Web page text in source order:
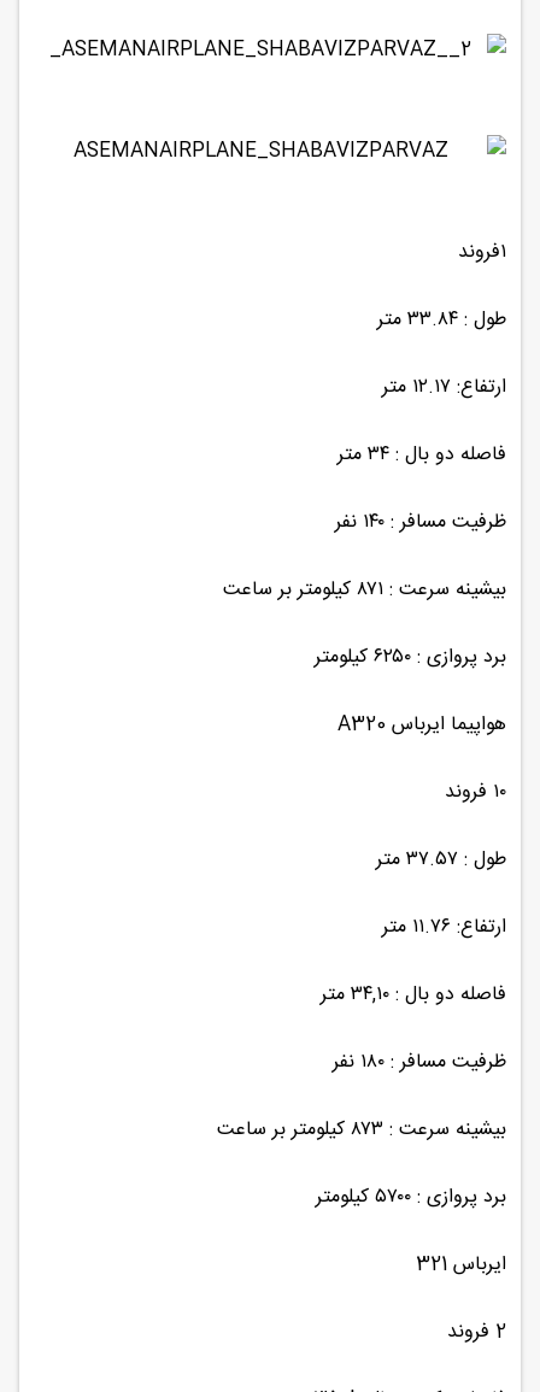
۱فروند
طول : ۳۳.۸۴ متر
ارتفاع: ۱۲.۱۷ متر
فاصله دو بال : ۳۴ متر
ظرفیت مسافر : ۱۴۰ نفر
بیشینه سرعت : ۸۷۱ کیلومتر بر ساعت
برد پروازی : ۶۲۵۰ کیلومتر
هواپیما ایرباس A320
۱۰ فروند
طول : ۳۷.۵۷ متر
ارتفاع: ۱۱.۷۶ متر
فاصله دو بال : ۳۴,۱۰ متر
ظرفیت مسافر : ۱۸۰ نفر
بیشینه سرعت : ۸۷۳ کیلومتر بر ساعت
برد پروازی : ۵۷۰۰ کیلومتر
ایرباس 321
2 فروند